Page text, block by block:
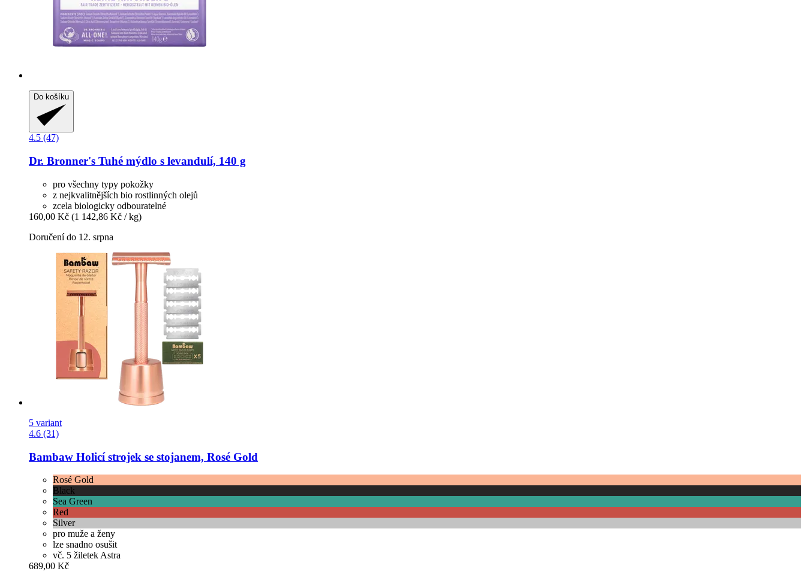
Do košíku
4.5 (47)
Dr. Bronner's Tuhé mýdlo s levandulí, 140 g
pro všechny typy pokožky
z nejkvalitnějších bio rostlinných olejů
zcela biologicky odbouratelné
160,00 Kč (1 142,86 Kč / kg)
Doručení do 12. srpna
5 variant
4.6 (31)
Bambaw Holicí strojek se stojanem, Rosé Gold
Rosé Gold
Black
Sea Green
Red
Silver
pro muže a ženy
lze snadno osušit
vč. 5 žiletek Astra
689,00 Kč